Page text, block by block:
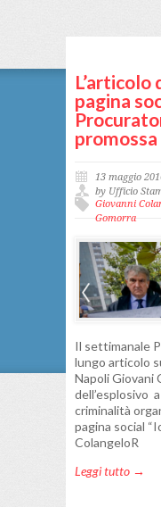
L’articolo
pagina
13 maggio
by Ufficio
Giovanni
Gomorra
Il settimanale
lungo articolo
Napoli Giovani
dell’esplosivo
criminalità
pagina social
ColangeloR
Leggi tutto →